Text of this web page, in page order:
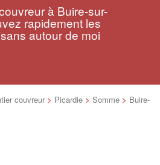
à Buire-sur-
rapidement les
autour de moi
couvreur > Picardie > Somme > Buire-